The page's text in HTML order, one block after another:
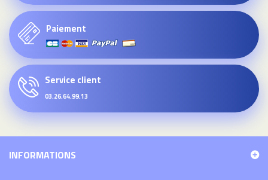
Paiement
Service client
03.26.64.99.13
INFORMATIONS